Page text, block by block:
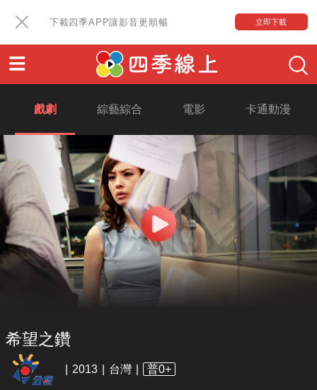
下載四季APP讓影音更順暢 立即下載
戲劇 綜藝綜合 電影 卡通動漫
希望之鑽
2013 台灣 普0+